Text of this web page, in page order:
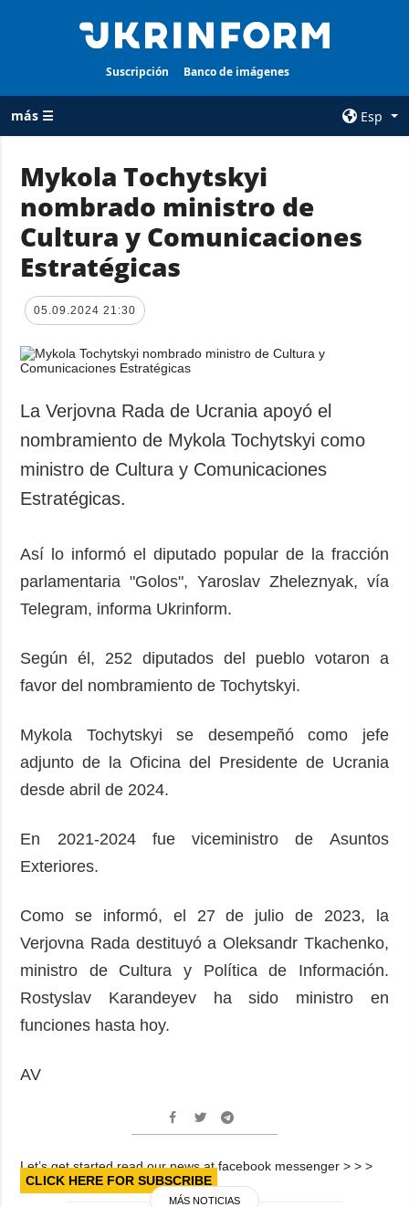
Suscripción Banco de imágenes
más ☰
Esp
TODAS LAS
CATEGORÍAS
Guerra
Reconstrucción
de Ucrania
Política
Economía
Sociedad y
Cultura
Deportes
Crimen
emergencias
AGENCIA
sobre la agencia
protección de
ADICIONAL
Podcasts
Entrevistas
Video
Releases
SERVICIOS
imágenes
Mykola Tochytskyi
nombrado ministro de
Cultura y Comunicaciones
Estratégicas
05.09.2024 21:30
La Verjovna Rada de Ucrania apoyó el
nombramiento de Mykola Tochytskyi como
ministro de Cultura y Comunicaciones
Estratégicas.
Así lo informó el diputado popular de la fracción
parlamentaria "Golos", Yaroslav Zheleznyak, vía
Telegram, informa Ukrinform.
Según él, 252 diputados del pueblo votaron a
favor del nombramiento de Tochytskyi.
Mykola Tochytskyi se desempeñó como jefe
adjunto de la Oficina del Presidente de Ucrania
desde abril de 2024.
En 2021-2024 fue viceministro de Asuntos
Exteriores.
Como se informó, el 27 de julio de 2023, la
Verjovna Rada destituyó a Oleksandr Tkachenko,
ministro de Cultura y Política de Información.
Rostyslav Karandeyev ha sido ministro en
funciones hasta hoy.
AV
Let’s get started read our news at facebook messenger > > >
CLICK HERE FOR SUBSCRIBE
MÁS NOTICIAS